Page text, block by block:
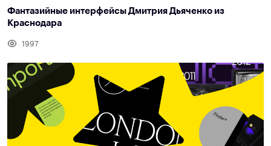
Фантазийные интерфейсы Дмитрия Дьяченко из
Краснодара
1997